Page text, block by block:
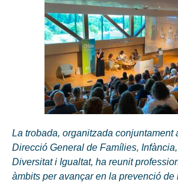
La trobada, organitzada conjuntament
Direcció General de Famílies,
Diversitat i Igualtat, ha reunit
àmbits per avançar en la prevenció de